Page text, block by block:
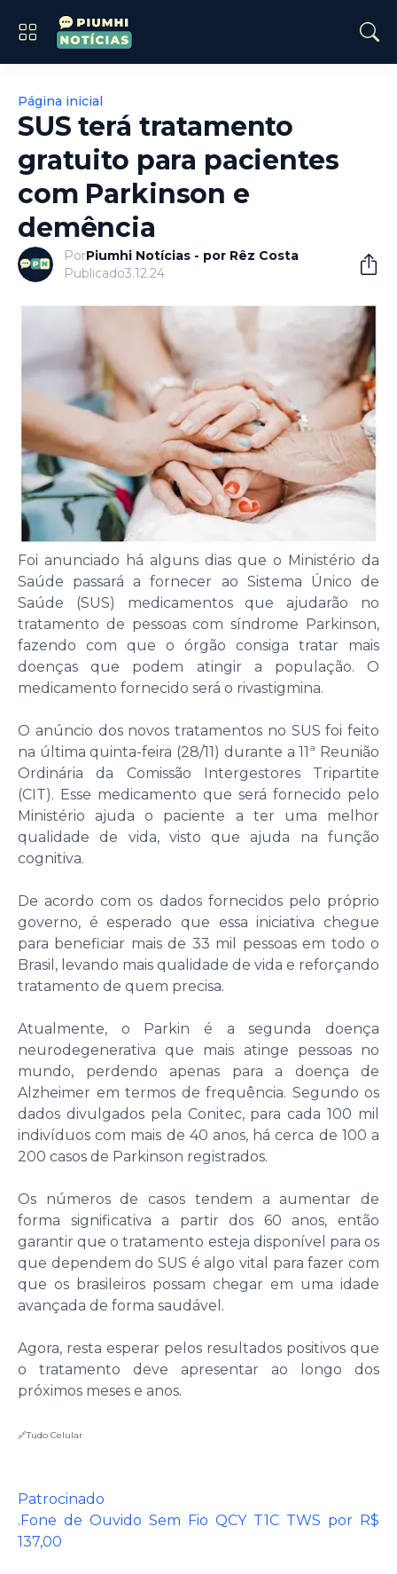
Página inicial
SUS terá tratamento
gratuito para pacientes
com Parkinson e
demência
PorPiumhi Notícias - por Rêz Costa
Publicado3.12.24
Foi anunciado há alguns dias que o Ministério da
Saúde passará a fornecer ao Sistema Único de
Saúde (SUS) medicamentos que ajudarão no
tratamento de pessoas com síndrome Parkinson,
fazendo com que o órgão consiga tratar mais
doenças que podem atingir a população. O
medicamento fornecido será o rivastigmina.
O anúncio dos novos tratamentos no SUS foi feito
na última quinta-feira (28/11) durante a 11ª Reunião
Ordinária da Comissão Intergestores Tripartite
(CIT). Esse medicamento que será fornecido pelo
Ministério ajuda o paciente a ter uma melhor
qualidade de vida, visto que ajuda na função
cognitiva.
De acordo com os dados fornecidos pelo próprio
governo, é esperado que essa iniciativa chegue
para beneficiar mais de 33 mil pessoas em todo o
Brasil, levando mais qualidade de vida e reforçando
tratamento de quem precisa.
Atualmente, o Parkin é a segunda doença
neurodegenerativa que mais atinge pessoas no
mundo, perdendo apenas para a doença de
Alzheimer em termos de frequência. Segundo os
dados divulgados pela Conitec, para cada 100 mil
indivíduos com mais de 40 anos, há cerca de 100 a
200 casos de Parkinson registrados.
Os números de casos tendem a aumentar de
forma significativa a partir dos 60 anos, então
garantir que o tratamento esteja disponível para os
que dependem do SUS é algo vital para fazer com
que os brasileiros possam chegar em uma idade
avançada de forma saudável.
Agora, resta esperar pelos resultados positivos que
o tratamento deve apresentar ao longo dos
próximos meses e anos.
🔗Tudo Celular
Patrocinado
.Fone de Ouvido Sem Fio QCY T1C TWS por R$
137,00